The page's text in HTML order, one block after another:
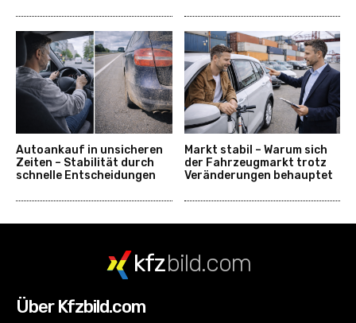
Autoankauf in unsicheren
Zeiten – Stabilität durch
schnelle Entscheidungen
Markt stabil – Warum sich
der Fahrzeugmarkt trotz
Veränderungen behauptet
kfzbild.com
Über Kfzbild.com